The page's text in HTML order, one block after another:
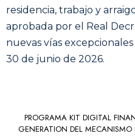
residencia, trabajo y
aprobada por el Real
nuevas vías
30 de junio de 2026.
PROGRAMA KIT DIGITAL
GENERATION DEL MECANISMO